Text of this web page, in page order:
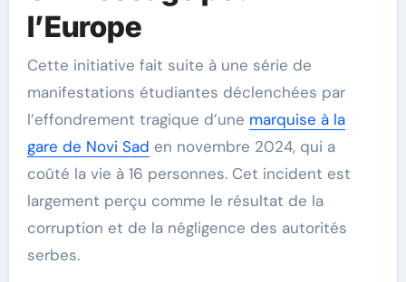
l’Europe
Cette initiative fait suite à une série de
manifestations étudiantes déclenchées par
l’effondrement tragique d’une marquise à la
gare de Novi Sad en novembre 2024, qui a
coûté la vie à 16 personnes. Cet incident est
largement perçu comme le résultat de la
corruption et de la négligence des autorités
serbes.